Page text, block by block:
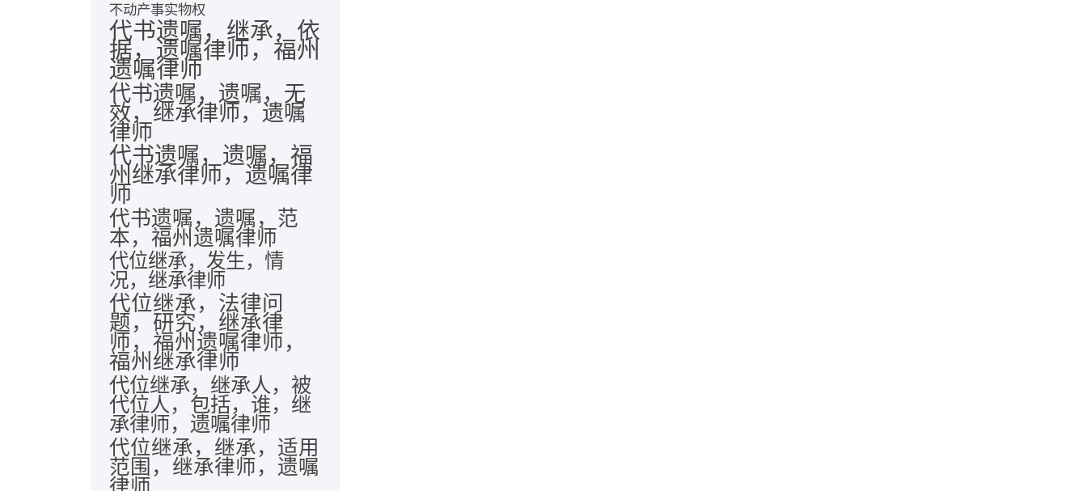
不动产事实物权
代书遗嘱，继承，依
据，遗嘱律师，福州
遗嘱律师
代书遗嘱，遗嘱，无
效，继承律师，遗嘱
律师
代书遗嘱，遗嘱，福
州继承律师，遗嘱律
师
代书遗嘱，遗嘱，范
本，福州遗嘱律师
代位继承，发生，情
况，继承律师
代位继承，法律问
题，研究，继承律
师，福州遗嘱律师，
福州继承律师
代位继承，继承人，被
代位人，包括，谁，继
承律师，遗嘱律师
代位继承，继承，适用
范围，继承律师，遗嘱
律师